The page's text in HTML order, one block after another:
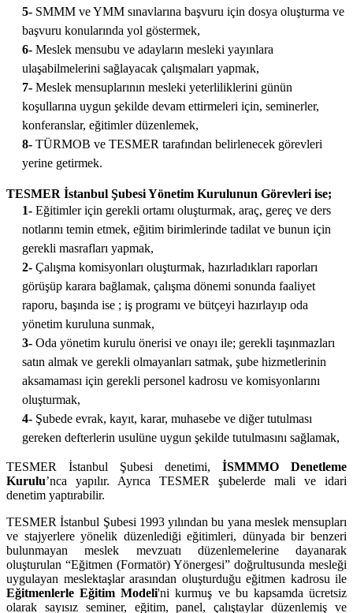
5- SMMM ve YMM sınavlarına başvuru için dosya oluşturma ve
başvuru konularında yol göstermek,
6- Meslek mensubu ve adayların mesleki yayınlara
ulaşabilmelerini sağlayacak çalışmaları yapmak,
7- Meslek mensuplarının mesleki yeterliliklerini günün
koşullarına uygun şekilde devam ettirmeleri için, seminerler,
konferanslar, eğitimler düzenlemek,
8- TÜRMOB ve TESMER tarafından belirlenecek görevleri
yerine getirmek.
TESMER İstanbul Şubesi Yönetim Kurulunun Görevleri ise;
1- Eğitimler için gerekli ortamı oluşturmak, araç, gereç ve ders
notlarını temin etmek, eğitim birimlerinde tadilat ve bunun için
gerekli masrafları yapmak,
2- Çalışma komisyonları oluşturmak, hazırladıkları raporları
görüşüp karara bağlamak, çalışma dönemi sonunda faaliyet
raporu, başında ise ; iş programı ve bütçeyi hazırlayıp oda
yönetim kuruluna sunmak,
3- Oda yönetim kurulu önerisi ve onayı ile; gerekli taşınmazları
satın almak ve gerekli olmayanları satmak, şube hizmetlerinin
aksamaması için gerekli personel kadrosu ve komisyonlarını
oluşturmak,
4- Şubede evrak, kayıt, karar, muhasebe ve diğer tutulması
gereken defterlerin usulüne uygun şekilde tutulmasını sağlamak,
TESMER İstanbul Şubesi denetimi, İSMMMO Denetleme
Kurulu’nca yapılır. Ayrıca TESMER şubelerde mali ve idari
denetim yaptırabilir.
TESMER İstanbul Şubesi 1993 yılından bu yana meslek mensupları
ve stajyerlere yönelik düzenlediği eğitimleri, dünyada bir benzeri
bulunmayan meslek mevzuatı düzenlemelerine dayanarak
oluşturulan “Eğitmen (Formatör) Yönergesi” doğrultusunda mesleği
uygulayan meslektaşlar arasından oluşturduğu eğitmen kadrosu ile
Eğitmenlerle Eğitim Modeli'ni kurmuş ve bu kapsamda ücretsiz
olarak sayısız seminer, eğitim, panel, çalıştaylar düzenlemiş ve